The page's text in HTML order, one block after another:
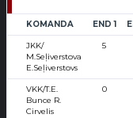
KOMANDA END 1
JKK/
M.Seļiverstova
E.Seļiverstovs
5
VKK/T.E.
Bunce R.
Cirvelis
0